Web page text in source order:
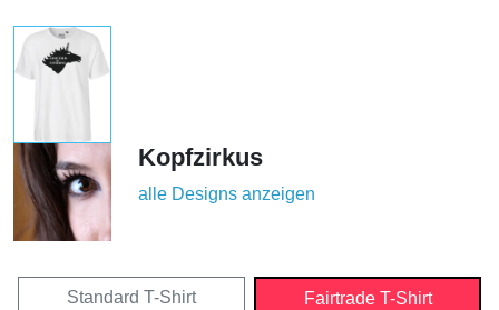
Kopfzirkus
alle Designs anzeigen
Standard T-Shirt Fairtrade T-Shirt